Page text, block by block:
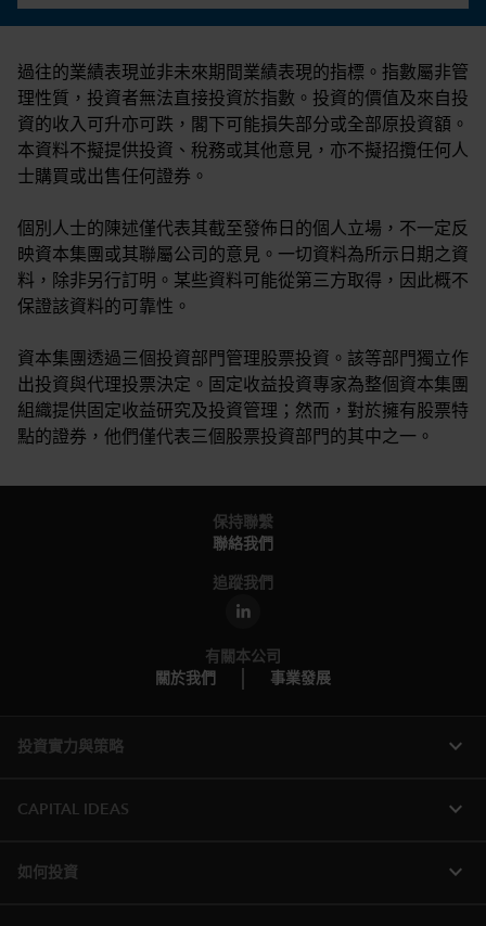
過往的業績表現並非未來期間業績表現的指標。指數屬非管
理性質，投資者無法直接投資於指數。投資的價值及來自投
資的收入可升亦可跌，閣下可能損失部分或全部原投資額。
本資料不擬提供投資、稅務或其他意見，亦不擬招攬任何人
士購買或出售任何證券。
個別人士的陳述僅代表其截至發佈日的個人立場，不一定反
映資本集團或其聯屬公司的意見。一切資料為所示日期之資
料，除非另行訂明。某些資料可能從第三方取得，因此概不
保證該資料的可靠性。
資本集團透過三個投資部門管理股票投資。該等部門獨立作
出投資與代理投票決定。固定收益投資專家為整個資本集團
組織提供固定收益研究及投資管理；然而，對於擁有股票特
點的證券，他們僅代表三個股票投資部門的其中之一。
保持聯繫
聯絡我們
追蹤我們
有關本公司
關於我們
事業發展
投資實力與策略 expand_more
CAPITAL IDEAS expand_more
如何投資 expand_more